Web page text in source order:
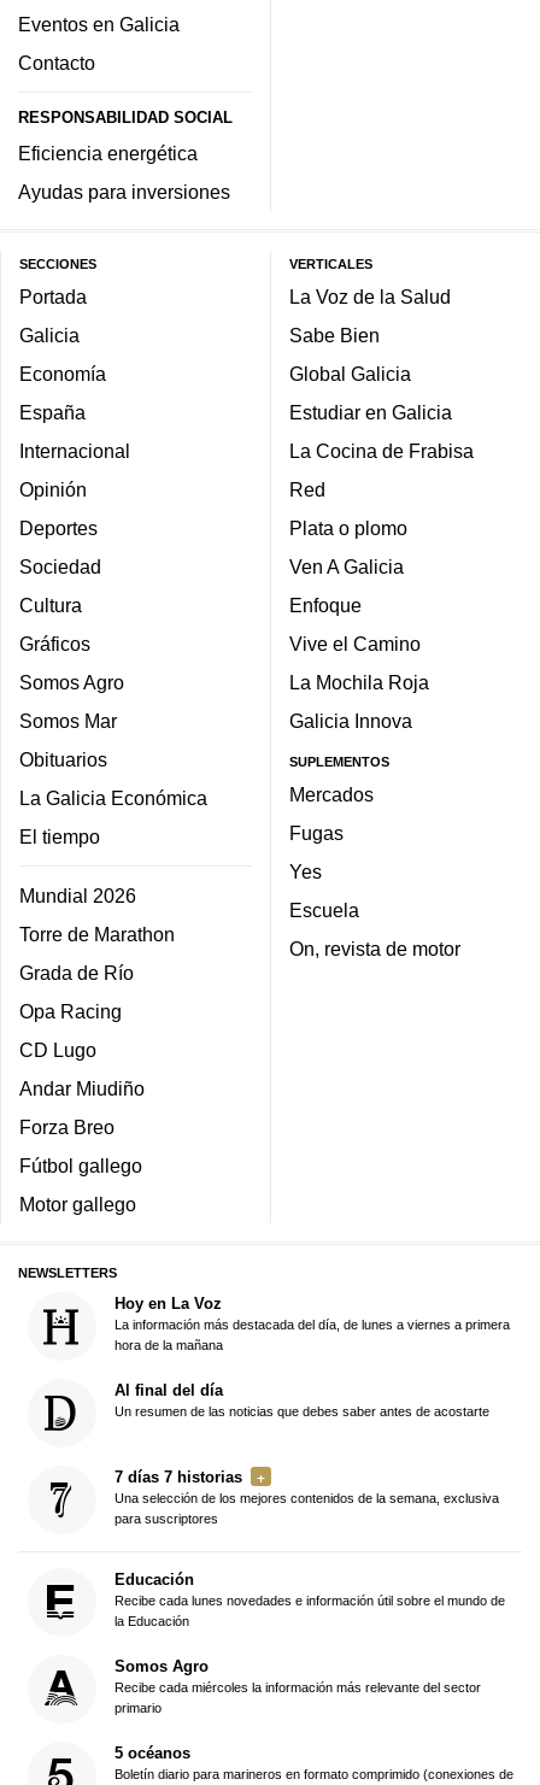
Eventos en Galicia
Contacto
RESPONSABILIDAD SOCIAL
Eficiencia energética
Ayudas para inversiones
SECCIONES
Portada
Galicia
Economía
España
Internacional
Opinión
Deportes
Sociedad
Cultura
Gráficos
Somos Agro
Somos Mar
Obituarios
La Galicia Económica
El tiempo
Mundial 2026
Torre de Marathon
Grada de Río
Opa Racing
CD Lugo
Andar Miudiño
Forza Breo
Fútbol gallego
Motor gallego
VERTICALES
La Voz de la Salud
Sabe Bien
Global Galicia
Estudiar en Galicia
La Cocina de Frabisa
Red
Plata o plomo
Ven A Galicia
Enfoque
Vive el Camino
La Mochila Roja
Galicia Innova
SUPLEMENTOS
Mercados
Fugas
Yes
Escuela
On, revista de motor
NEWSLETTERS
Hoy en La Voz
La información más destacada del día, de lunes a viernes a primera
hora de la mañana
Al final del día
Un resumen de las noticias que debes saber antes de acostarte
7 días 7 historias
Una selección de los mejores contenidos de la semana, exclusiva
para suscriptores
Educación
Recibe cada lunes novedades e información útil sobre el mundo de
la Educación
Somos Agro
Recibe cada miércoles la información más relevante del sector
primario
5 océanos
Boletín diario para marineros en formato comprimido (conexiones de